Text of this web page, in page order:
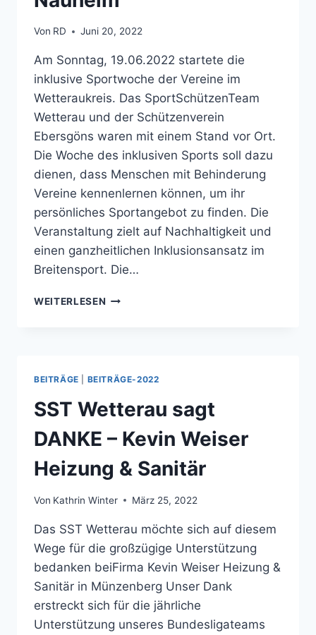
Von RD Juni 20, 2022
Am Sonntag, 19.06.2022 startete die
inklusive Sportwoche der Vereine im
Wetteraukreis. Das SportSchützenTeam
Wetterau und der Schützenverein
Ebersgöns waren mit einem Stand vor Ort.
Die Woche des inklusiven Sports soll dazu
dienen, dass Menschen mit Behinderung
Vereine kennenlernen können, um ihr
persönliches Sportangebot zu finden. Die
Veranstaltung zielt auf Nachhaltigkeit und
einen ganzheitlichen Inklusionsansatz im
Breitensport. Die…
WEITERLESEN AUFTAKT
NAUHEIM
BEITRÄGE BEITRÄGE-2022
SST Wetterau sagt
DANKE – Kevin Weiser
Heizung & Sanitär
Von Kathrin Winter März 25, 2022
Das SST Wetterau möchte sich auf diesem
Wege für die großzügige Unterstützung
bedanken beiFirma Kevin Weiser Heizung &
Sanitär in Münzenberg Unser Dank
erstreckt sich für die jährliche
Unterstützung unseres Bundesligateams